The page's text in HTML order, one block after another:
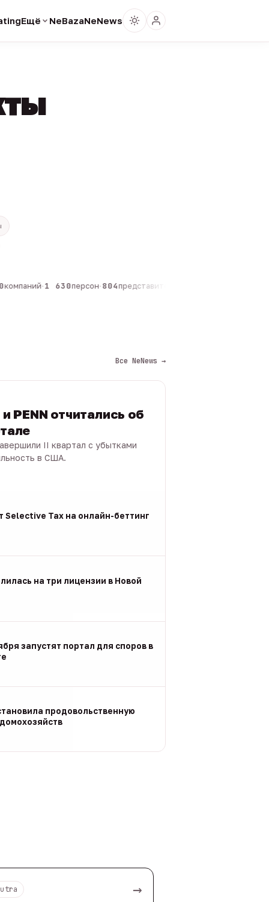
Ещё NeBazaNeNews
·1 630персон·804представителей
Все NeNews →
PENN отчитались об
II квартал с убытками
в США.
Selective Tax на онлайн-беттинг
на три лицензии в Новой
запустят портал для споров в
продовольственную
→